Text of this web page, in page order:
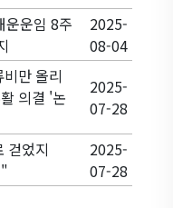
운임 8주
2025-
08-04
만 올리
의결 '논
2025-
07-28
걷었지
2025-
07-28